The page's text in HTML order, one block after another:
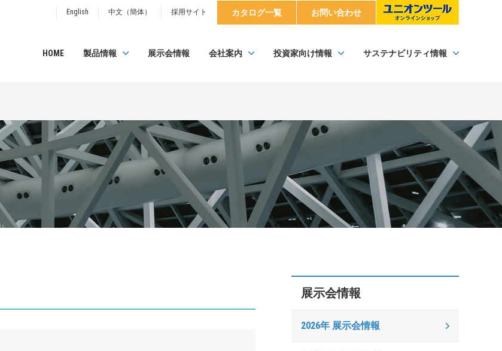
English 中文（簡体） 採用サイト カタログ一覧 お問い合わせ
HOME 製品情報 展示会情報 会社案内 投資家向け情報 サステナビリティ情報
展示会情報
2026年 展示会情報